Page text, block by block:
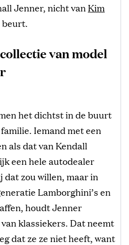
Jenner, nicht van Kim
beurt.
van model
het dichtst in de buurt
Iemand met een
als dat van Kendall
een hele autodealer
dat zou willen, maar in
Lamborghini’s en
houdt Jenner
klassiekers. Dat neemt
dat ze ze niet heeft, want